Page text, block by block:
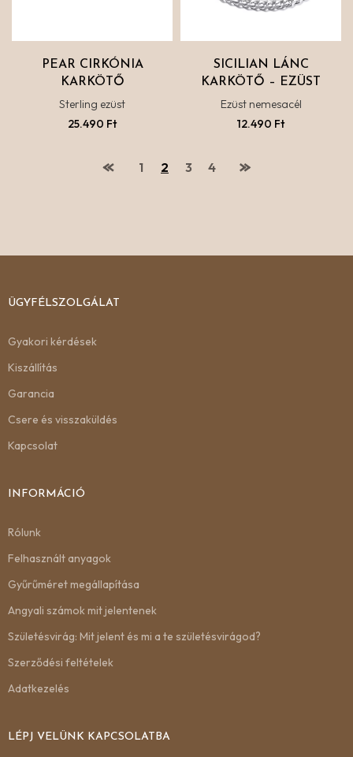
PEAR CIRKÓNIA
KARKÖTŐ
Sterling ezüst
25.490 Ft
SICILIAN LÁNC
KARKÖTŐ – EZÜST
Ezüst nemesacél
12.490 Ft
1 2 3 4
ÜGYFÉLSZOLGÁLAT
Gyakori kérdések
Kiszállítás
Garancia
Csere és visszaküldés
Kapcsolat
INFORMÁCIÓ
Rólunk
Felhasznált anyagok
Gyűrűméret megállapítása
Angyali számok mit jelentenek
Születésvirág: Mit jelent és mi a te születésvirágod?
Szerződési feltételek
Adatkezelés
LÉPJ VELÜNK KAPCSOLATBA